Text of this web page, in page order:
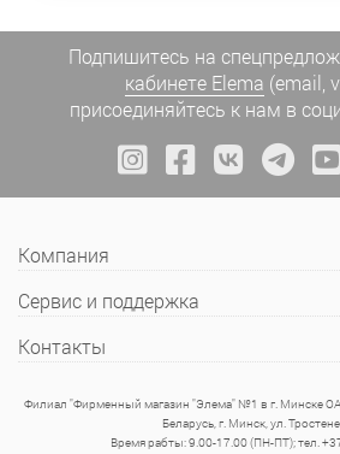
Подпишитесь на
кабинете Elema (email,
присоединяйтесь к нам в
Компания
Сервис и поддержка
Контакты
Филиал "Фирменный магазин "Элема" №1 в г. Минске
Беларусь, г. Минск, ул.
Время рабты: 9.00-17.00 (ПН-ПТ); тел.